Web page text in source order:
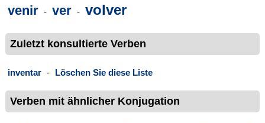
venir - ver - volver
Zuletzt konsultierte Verben
inventar - Löschen Sie diese Liste
Verben mit ähnlicher Konjugation